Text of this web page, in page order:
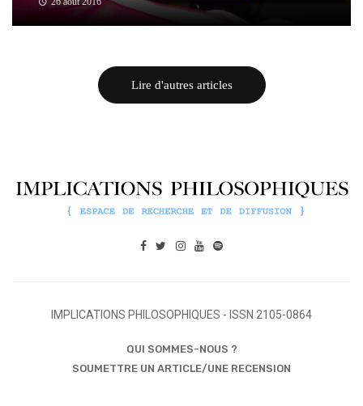
Lire d'autres articles
IMPLICATIONS PHILOSOPHIQUES - ISSN 2105-0864
QUI SOMMES-NOUS ?
SOUMETTRE UN ARTICLE/UNE RECENSION